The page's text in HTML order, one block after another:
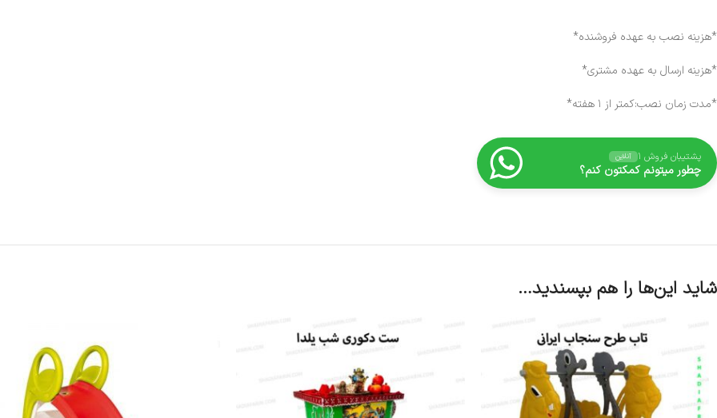
*هزینه نصب به عهده فروشنده*
*هزینه ارسال به عهده مشتری*
*مدت زمان نصب:کمتر از ۱ هفته*
پشتیبان فروش ۱ آنلاین
چطور میتونم کمکتون کنم؟
شاید این‌ها را هم بپسندید…